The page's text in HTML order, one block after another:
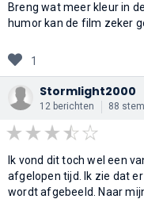
Breng wat meer kleur in
humor kan de film zeker
1
Stormlight2000
12 berichten 88
Ik vond dit toch wel een
afgelopen tijd. Ik zie dat
wordt afgebeeld. Naar